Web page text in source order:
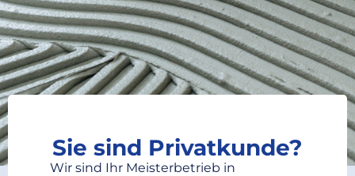
Sie sind Privatkunde?
Wir sind Ihr Meisterbetrieb in